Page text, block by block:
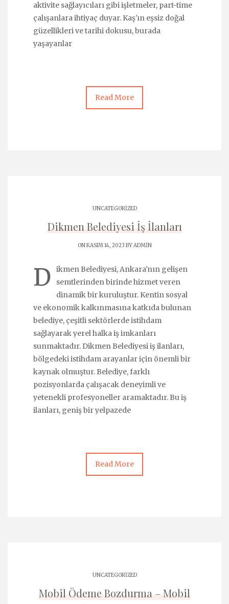
aktivite sağlayıcıları gibi işletmeler, part-time
çalışanlara ihtiyaç duyar. Kaş'ın eşsiz doğal
güzellikleri ve tarihi dokusu, burada
yaşayanlar
Read More
UNCATEGORIZED
Dikmen Belediyesi İş İlanları
ON KASIM 14, 2023 BYADMIN
D
ikmen Belediyesi, Ankara'nın gelişen
semtlerinden birinde hizmet veren
dinamik bir kuruluştur. Kentin sosyal
ve ekonomik kalkınmasına katkıda bulunan
belediye, çeşitli sektörlerde istihdam
sağlayarak yerel halka iş imkanları
sunmaktadır. Dikmen Belediyesi iş ilanları,
bölgedeki istihdam arayanlar için önemli bir
kaynak olmuştur. Belediye, farklı
pozisyonlarda çalışacak deneyimli ve
yetenekli profesyoneller aramaktadır. Bu iş
ilanları, geniş bir yelpazede
Read More
UNCATEGORIZED
Mobil Ödeme Bozdurma – Mobil